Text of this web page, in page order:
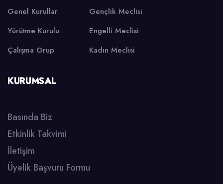
Genel Kurullar
Yürütme Kurulu
Çalışma Grup
Gençlik Meclisi
Engelli Meclisi
Kadın Meclisi
KURUMSAL
Basında Biz
Etkinlik Takvimi
İletişim
Üyelik Başvuru Formu